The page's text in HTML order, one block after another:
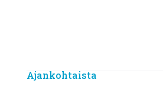
Ajankohtaista